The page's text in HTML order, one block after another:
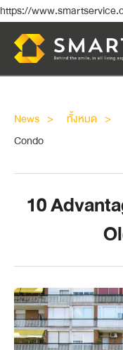
https://
News ทั้งหมด
Condo
10